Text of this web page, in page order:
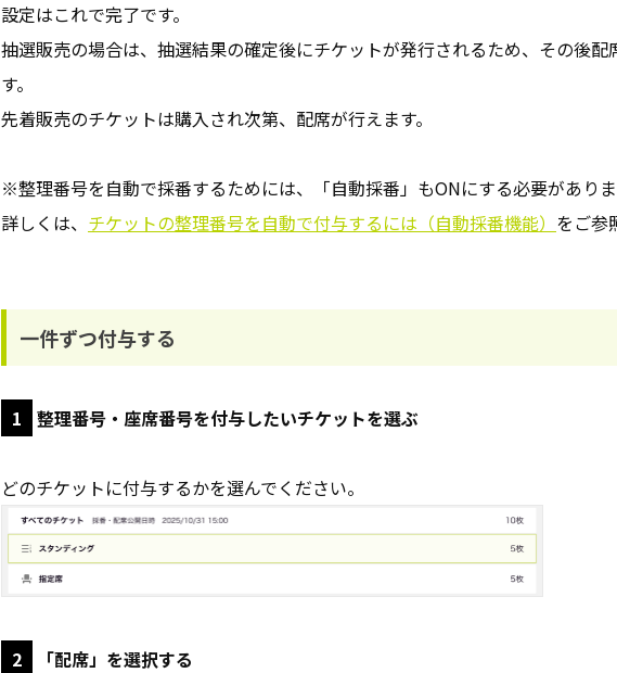
設定はこれで完了です。
抽選販売の場合は、抽選結果の確定後にチケットが発行されるため、その後配
す。
先着販売のチケットは購入され次第、配席が行えます。
※整理番号を自動で採番するためには、「自動採番」もONにする必要があり
詳しくは、 チケットの整理番号を自動で付与するには（自動採番機能） をご参
一件ずつ付与する
1 整理番号・座席番号を付与したいチケットを選ぶ
どのチケットに付与するかを選んでください。
2 「配席」を選択する